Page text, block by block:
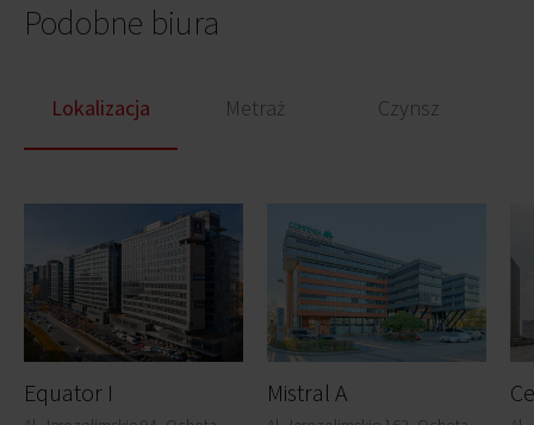
Podobne biura
Lokalizacja Metraż Czynsz
Equator I Mistral A